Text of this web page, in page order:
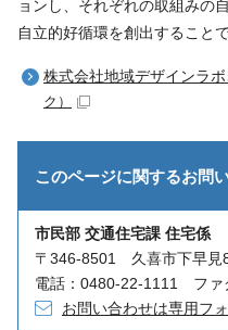
ョンし、それぞれの取組みの
自立的好循環を創出すること
株式会社地域デザインラ
ク）
このページに関するお問
市民部 交通住宅課 住宅係
〒346-8501 久喜市下早見
電話：0480-22-1111 ファ
お問い合わせは専用フ